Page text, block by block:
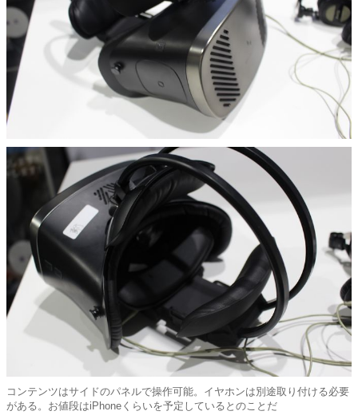
コンテンツはサイドのパネルで操作可能。イヤホンは別途取り付ける必要
がある。お値段はiPhoneくらいを予定しているとのことだ